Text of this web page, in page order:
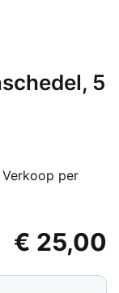
5
per
€ 25,00